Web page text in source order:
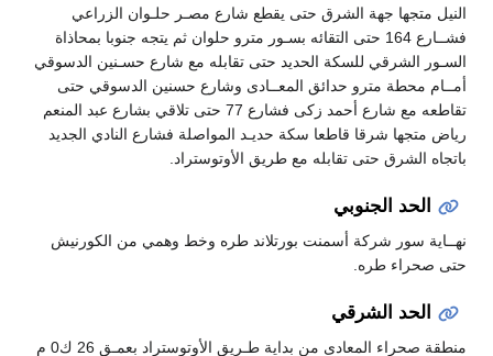
النيل متجها جهة الشرق حتى يقطع شارع مصـر حلـوان الزراعي
فشــارع 164 حتى التقائه بسـور مترو حلوان ثم يتجه جنوبا بمحاذاة
السـور الشرقي للسكة الحديد حتى تقابله مع شارع حسـنين الدسوقي
أمــام محطة مترو حدائق المعــادى وشارع حسنين الدسوقي حتى
تقاطعه مع شارع أحمد زكى فشارع 77 حتى تلاقي بشارع عبد المنعم
رياض متجها شرقا قاطعا سكة حديـد المواصلة فشارع النادي الجديد
باتجاه الشرق حتى تقابله مع طريق الأوتوستراد.
الحد الجنوبي
نهــاية سور شركة أسمنت بورتلاند طره وخط وهمي من الكورنيش
حتى صحراء طره.
الحد الشرقي
منطقة صحراء المعادى من بداية طـريق الأوتوستراد بعمـق 26 ك0 م